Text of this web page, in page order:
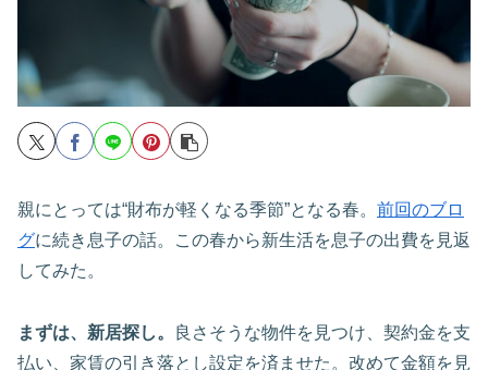
親にとっては“財布が軽くなる季節”となる春。 前回のブロ
グに続き息子の話。この春から新生活を息子の出費を見返
してみた。
まずは、新居探し。
良さそうな物件を見つけ、契約金を支
払い、家賃の引き落とし設定を済ませた。改めて金額を見